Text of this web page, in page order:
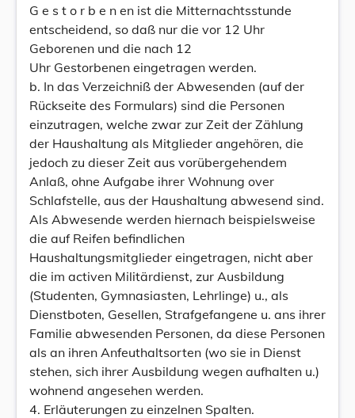
G e s t o r b e n en ist die Mitternachtsstunde
entscheidend, so daß nur die vor 12 Uhr
Geborenen und die nach 12
Uhr Gestorbenen eingetragen werden.
b. In das Verzeichniß der Abwesenden (auf der
Rückseite des Formulars) sind die Personen
einzutragen, welche zwar zur Zeit der Zählung
der Haushaltung als Mitglieder angehören, die
jedoch zu dieser Zeit aus vorübergehendem
Anlaß, ohne Aufgabe ihrer Wohnung over
Schlafstelle, aus der Haushaltung abwesend sind.
Als Abwesende werden hiernach beispielsweise
die auf Reifen befindlichen
Haushaltungsmitglieder eingetragen, nicht aber
die im activen Militärdienst, zur Ausbildung
(Studenten, Gymnasiasten, Lehrlinge) u., als
Dienstboten, Gesellen, Strafgefangene u. ans ihrer
Familie abwesenden Personen, da diese Personen
als an ihren Anfeuthaltsorten (wo sie in Dienst
stehen, sich ihrer Ausbildung wegen aufhalten u.)
wohnend angesehen werden.
4. Erläuterungen zu einzelnen Spalten.